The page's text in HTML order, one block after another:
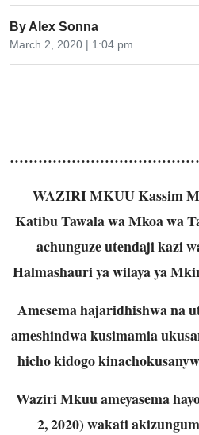
By Alex Sonna
March 2, 2020 | 1:04 pm
WAZIRI MKUU Kassim
Katibu Tawala wa Mkoa wa
achunguze utendaji kazi
Halmashauri ya wilaya ya
Amesema hajaridhishwa na
ameshindwa kusimamia
hicho kidogo
Waziri Mkuu ameyasema
2, 2020) wakati